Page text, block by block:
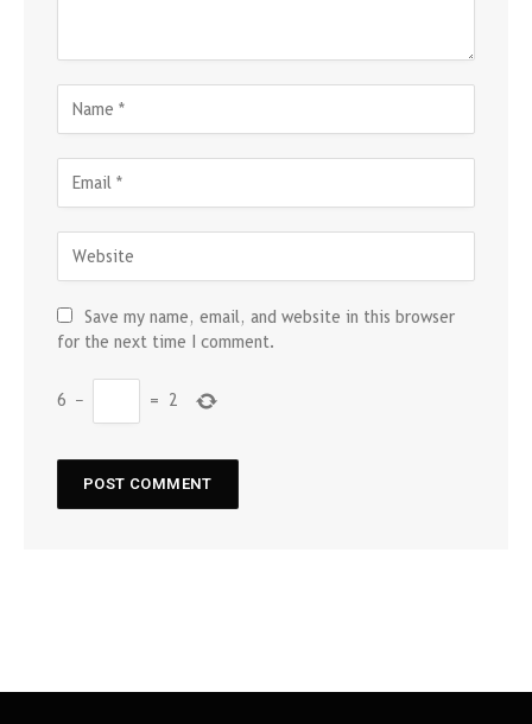
Save my name, email, and website in this browser
for the next time I comment.
6 − = 2